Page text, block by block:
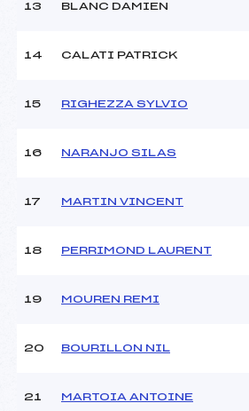
Ouvreurs C :
Ouvreurs E :
Pénalité appliquée :
13 BLANC DAMIEN
14 CALATI PATRICK
15 RIGHEZZA SYLVIO
16 NARANJO SILAS
17 MARTIN VINCENT
18 PERRIMOND LAURENT
19 MOUREN REMI
20 BOURILLON NIL
21 MARTOIA ANTOINE